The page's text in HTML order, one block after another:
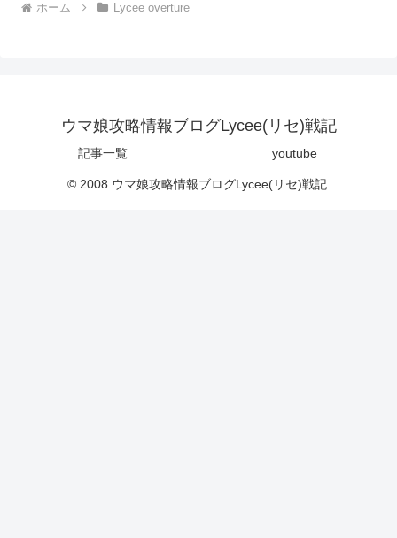
ホーム Lycee overture
ウマ娘攻略情報ブログLycee(リセ)戦記
記事一覧 youtube
© 2008 ウマ娘攻略情報ブログLycee(リセ)戦記.